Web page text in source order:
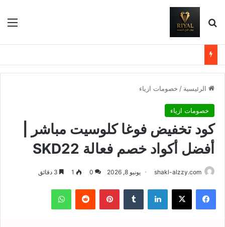
بحث عن
الرئيسية / خصومات ازياء
خصومات ازياء
كود تخفيض فوغا كلوسيت مباشر |
أفضل أكواد خصم فعالة SKD22
shakl-alzzy.com يونيو 8, 2026 0
1
فيسبوك X لينكدإن بينتيريست واتساب